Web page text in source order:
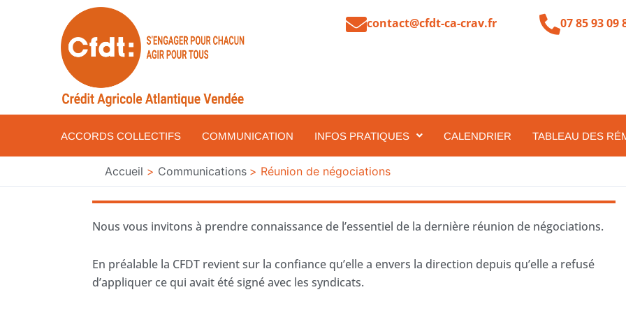
contact@cfdt-ca-crav.fr 07 85 93 09
ACCORDS COLLECTIFS COMMUNICATION INFOS PRATIQUES CALENDRIER TABLEAU DES
Accueil Communications Réunion de négociations
Nous vous invitons à prendre connaissance de l’essentiel de la dernière réunion de négociations.
En préalable la CFDT revient sur la confiance qu’elle a envers la direction depuis qu’elle a refusé
d’appliquer ce qui avait été signé avec les syndicats.